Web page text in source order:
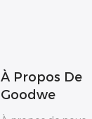
À Propos De
Goodwe